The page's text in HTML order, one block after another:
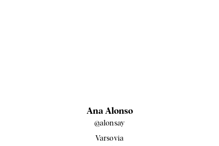
Ana Alonso
@alonsay
Varsovia